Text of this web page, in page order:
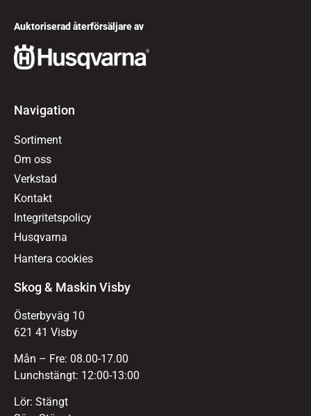
Auktoriserad återförsäljare av
Navigation
Sortiment
Om oss
Verkstad
Kontakt
Integritetspolicy
Husqvarna
Hantera cookies
Skog & Maskin Visby
Österbyväg 10
621 41 Visby
Mån – Fre: 08.00-17.00
Lunchstängt: 12:00-13:00
Lör: Stängt